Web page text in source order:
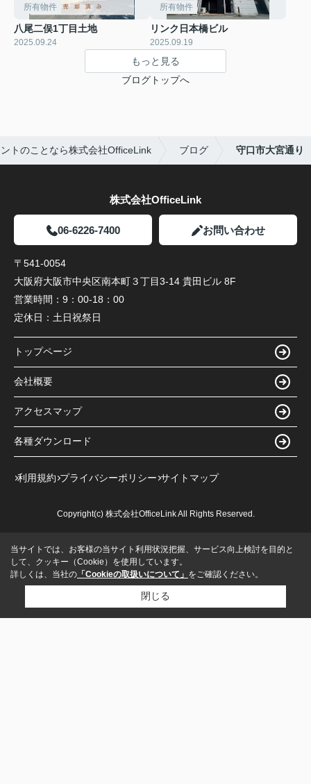
所有物件
八尾二俣1丁目土地
2025.09.24
所有物件
リンク日本橋ビル
2025.09.19
もっと見る
ブログトップへ
トのことなら株式会社OfficeLink ブログ 守口市大宮通り
株式会社OfficeLink
06-6226-7400 お問い合わせ
〒541-0054
大阪府大阪市中央区南本町３丁目3-14 貴田ビル 8F
営業時間： 9：00-18：00
定休日： 土日祝祭日
トップページ
会社概要
アクセスマップ
各種ダウンロード
利用規約 プライバシーポリシー サイトマップ
Copyright(c) 株式会社OfficeLink All Rights Reserved.
当サイトでは、お客様の当サイト利用状況把握、サービス向上検討を目的と
して、クッキー（Cookie）を使用しています。
詳しくは、当社の 「Cookieの取扱いについて」 をご確認ください。
閉じる